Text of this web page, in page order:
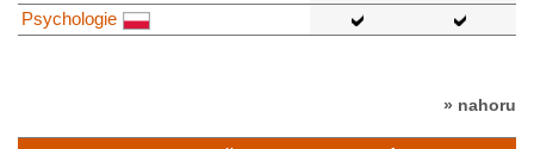
Psychologie
» nahoru